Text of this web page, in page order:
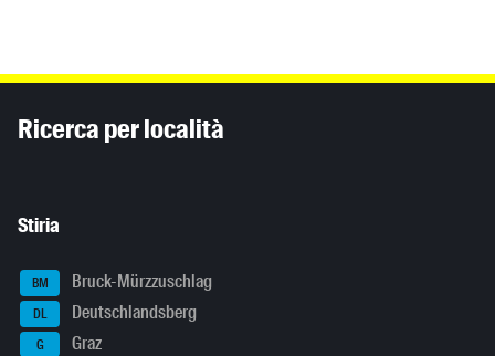
Ricerca per località
Stiria
BM Bruck-Mürzzuschlag
DL Deutschlandsberg
G Graz